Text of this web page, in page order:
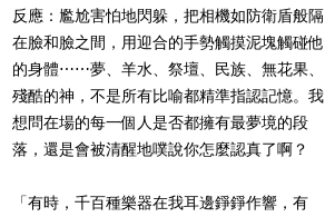
反應：尷尬害怕地閃躲，把相機如防衛盾般隔
在臉和臉之間，用迎合的手勢觸摸泥塊觸碰他
的身體⋯⋯夢、羊水、祭壇、民族、無花果、
殘酷的神，不是所有比喻都精準指認記憶。我
想問在場的每一個人是否都擁有最夢境的段
落，還是會被清醒地噗說你怎麼認真了啊？
「有時，千百種樂器在我耳邊錚錚作響，有